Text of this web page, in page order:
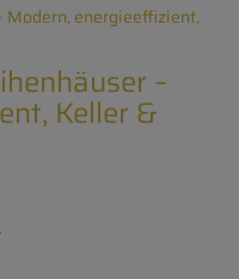
–
Keller &